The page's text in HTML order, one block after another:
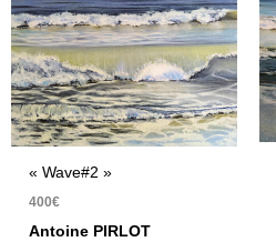
« Wave#2 »
400€
Antoine PIRLOT